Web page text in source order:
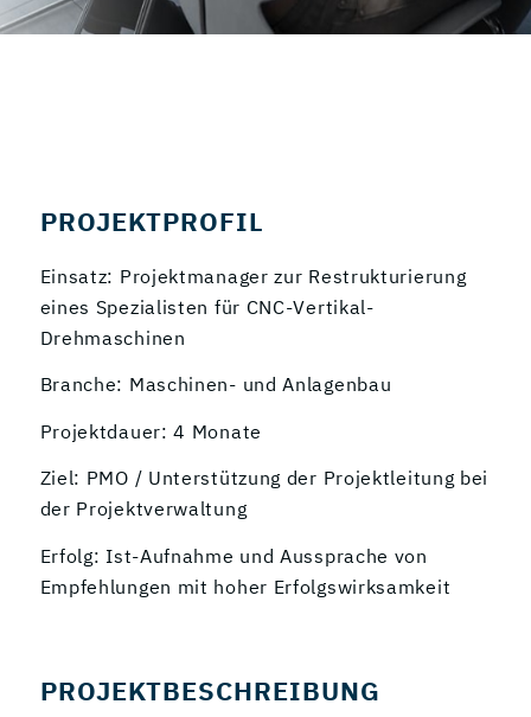
PROJEKTPROFIL
Einsatz: Projektmanager zur Restrukturierung
eines Spezialisten für CNC-Vertikal-
Drehmaschinen
Branche: Maschinen- und Anlagenbau
Projektdauer: 4 Monate
Ziel: PMO / Unterstützung der Projektleitung bei
der Projektverwaltung
Erfolg: Ist-Aufnahme und Aussprache von
Empfehlungen mit hoher Erfolgswirksamkeit
PROJEKTBESCHREIBUNG